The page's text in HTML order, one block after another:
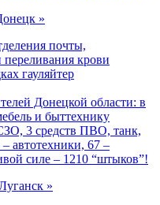
»
почты,
переливания крови
гауляйтер
Донецкой области: в
и быттехнику
3 средств ПВО, танк,
автотехники, 67 –
силе – 1210 “штыков”!
»